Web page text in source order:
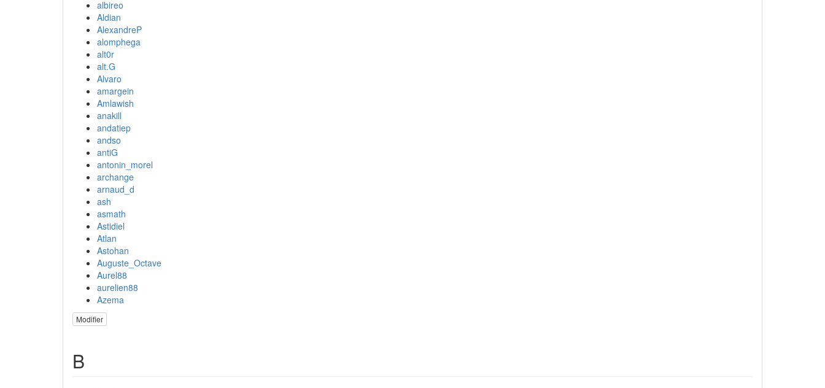
albireo
Aldian
AlexandreP
alomphega
alt0r
alt.G
Alvaro
amargein
Amlawish
anakill
andatiep
andso
antiG
antonin_morel
archange
arnaud_d
ash
asmath
Astidiel
Atlan
Astohan
Auguste_Octave
Aurel88
aurelien88
Azema
Modifier
B